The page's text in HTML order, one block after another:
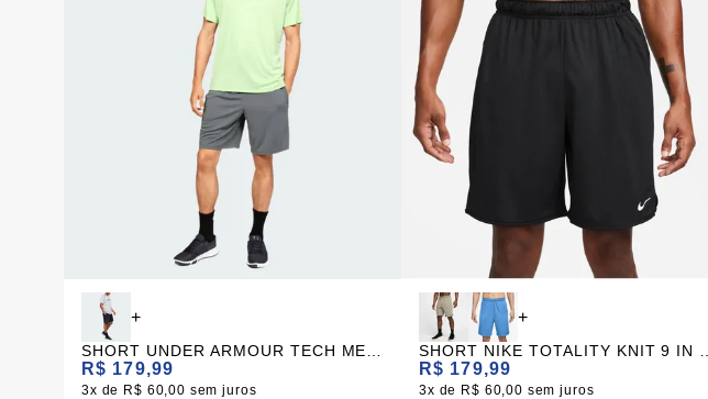
R$ 179,99
3x R$ 60,00 sem juros
+
R$ 179,99
3x R$ 60,00 sem juros
+